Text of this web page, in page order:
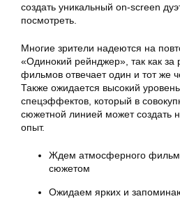
создать уникальный on-screen
посмотреть.
Многие зрители надеются на
«Одинокий рейнджер», так как за
фильмов отвечает один и тот же
Также ожидается высокий
спецэффектов, который в
сюжетной линией может создать
опыт.
Ждем атмосферного
сюжетом
Ожидаем ярких и